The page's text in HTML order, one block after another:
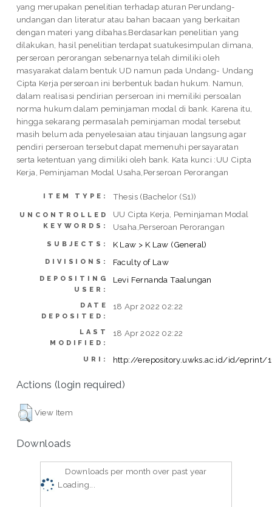
yang merupakan penelitian terhadap aturan Perundang-
undangan dan literatur atau bahan bacaan yang berkaitan
dengan materi yang dibahas.Berdasarkan penelitian yang
dilakukan, hasil penelitian terdapat suatukesimpulan dimana,
perseroan perorangan sebenarnya telah dimiliki oleh
masyarakat dalam bentuk UD namun pada Undang- Undang
Cipta Kerja perseroan ini berbentuk badan hukum. Namun,
dalam realisasi pendirian perseroan ini memiliki persoalan
norma hukum dalam peminjaman modal di bank. Karena itu,
hingga sekarang permasalah peminjaman modal tersebut
masih belum ada penyelesaian atau tinjauan langsung agar
pendiri perseroan tersebut dapat memenuhi persayaratan
serta ketentuan yang dimiliki oleh bank. Kata kunci :UU Cipta
Kerja, Peminjaman Modal Usaha,Perseroan Perorangan
ITEM TYPE: Thesis (Bachelor (S1))
UNCONTROLLED
KEYWORDS:
UU Cipta Kerja, Peminjaman Modal
Usaha,Perseroan Perorangan
SUBJECTS: K Law > K Law (General)
DIVISIONS: Faculty of Law
DEPOSITING
USER:
Levi Fernanda Taalungan
DATE
DEPOSITED:
18 Apr 2022 02:22
LAST
MODIFIED:
18 Apr 2022 02:22
URI: http://erepository.uwks.ac.id/id/eprint/
Actions (login required)
View Item
Downloads
Downloads per month over past year
Loading...